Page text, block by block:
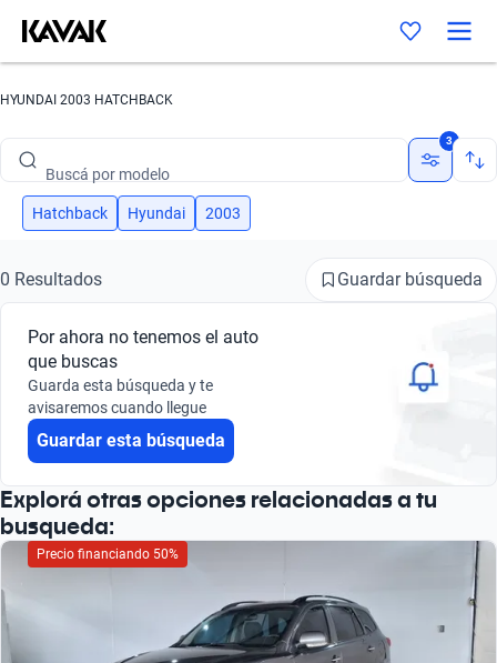
HYUNDAI 2003 HATCHBACK
Buscá por versión
Buscá por marca
Buscá por modelo
Buscá por versión
3
Hatchback Hyundai 2003
0 Resultados Guardar búsqueda
Por ahora no tenemos el auto
que buscas
Guarda esta búsqueda y te
avisaremos cuando llegue
Guardar esta búsqueda
Explorá otras opciones relacionadas a tu
busqueda:
Precio financiando 50%